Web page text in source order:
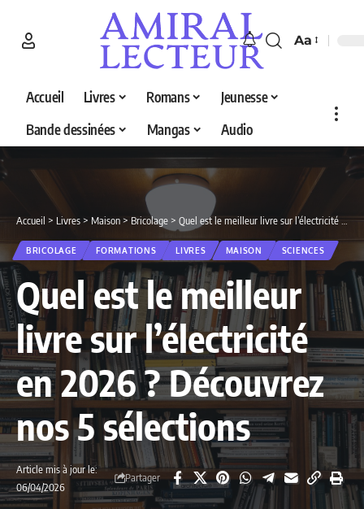
Aa
Accueil Livres Romans
Jeunesse
Bande dessinées
Mangas Audio
Accueil > Livres> Maison> Bricolage > Quel est le meilleur livre sur l’électricité en 2026 ? Découvrez nos 5 sélections
BRICOLAGE FORMATIONS LIVRES MAISON SCIENCES
Quel est le meilleur
livre sur l’électricité
en 2026 ? Découvrez
nos 5 sélections
Article mis à jour le:
06/04/2026
Partager